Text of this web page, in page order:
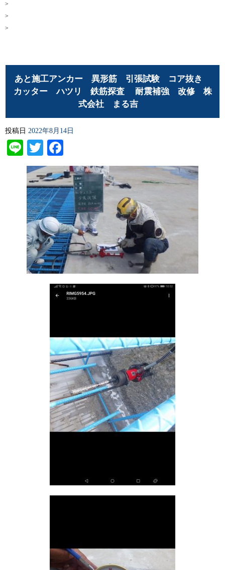
>
>
>
あと施工アンカー 異形筋 引張試験 コア抜き
カッター ハツリ 鉄筋探査 耐震補強 改修 株
式会社 まる吉
投稿日 2022年8月14日
LineTwitter